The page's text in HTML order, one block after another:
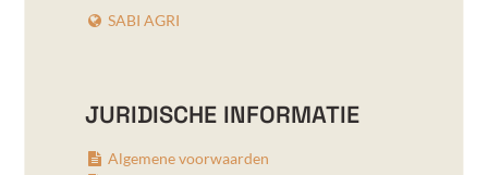
SABI AGRI
JURIDISCHE INFORMATIE
Algemene voorwaarden